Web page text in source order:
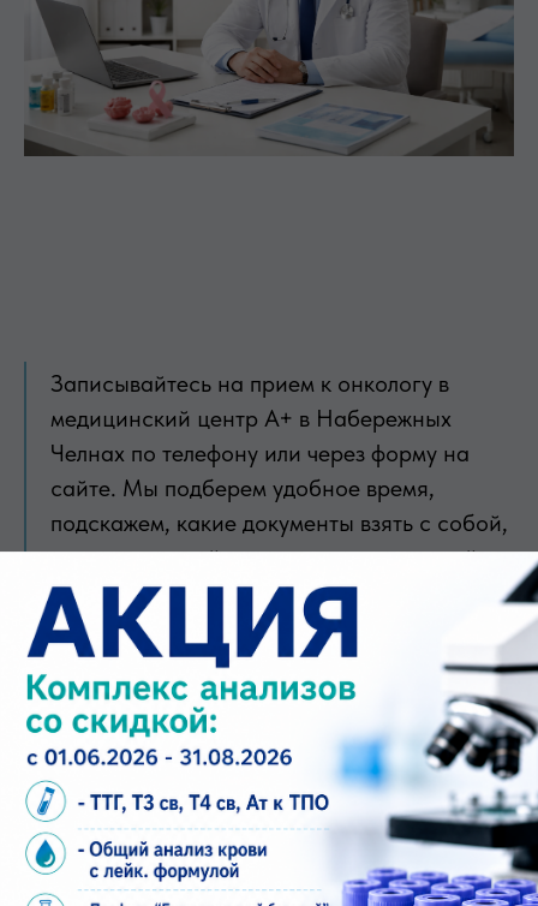
Записывайтесь на прием к онкологу в
медицинский центр А+ в Набережных
Челнах по телефону или через форму на
сайте. Мы подберем удобное время,
подскажем, какие документы взять с собой,
и поможем пройти консультацию спокойно
и без лишних сложностей.